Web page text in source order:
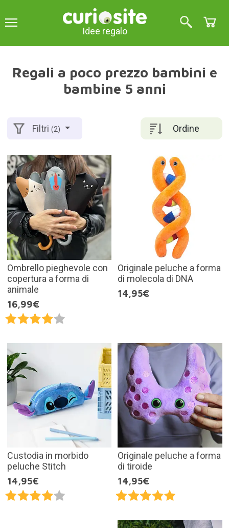
Idee regalo
Regali a poco prezzo bambini e
bambine 5 anni
Ordine
Filtri(2)
Ombrello pieghevole con
copertura a forma di
animale
16,99€
Originale peluche a forma
di molecola di DNA
14,95€
Custodia in morbido
peluche Stitch
14,95€
Originale peluche a forma
di tiroide
14,95€